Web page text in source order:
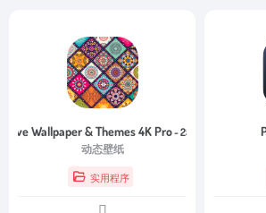
Live Wallpaper & Themes 4K Pro- 25.7
动态壁纸
实用程序